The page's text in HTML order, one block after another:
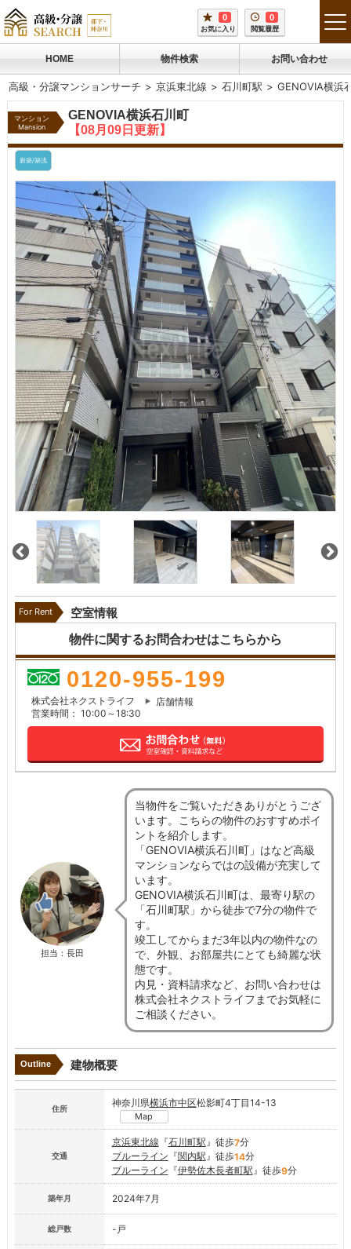
0
お気に入り
0
閲覧履歴
HOME 物件検索 お問い合わせ
高級・分譲マンションサーチ 京浜東北線 石川町駅 GENOVIA横浜
マンション
Mansion
GENOVIA横浜石川町
【08月09日更新】
新築/築浅
For Rent 空室情報
物件に関するお問合わせはこちらから
0120-955-199
株式会社ネクストライフ
店舗情報
営業時間： 10:00～18:30
担当：長田
当物件をご覧いただきありがとうござ
います。こちらの物件のおすすめポイ
ントを紹介します。
「GENOVIA横浜石川町」はなど高級
マンションならではの設備が充実して
います。
GENOVIA横浜石川町は、最寄り駅の
「石川町駅」から徒歩で7分の物件で
す。
竣工してからまだ3年以内の物件なの
で、外観、お部屋共にとても綺麗な状
態です。
内見・資料請求など、お問い合わせは
株式会社ネクストライフまでお気軽に
ご相談ください。
Outline 建物概要
住所
神奈川県横浜市中区松影町4丁目14-13
Map
交通
京浜東北線 『石川町駅 』徒歩7分
ブルーライン 『関内駅 』徒歩14分
ブルーライン 『伊勢佐木長者町駅 』徒歩9分
築年月 2024年7月
総戸数 -戸